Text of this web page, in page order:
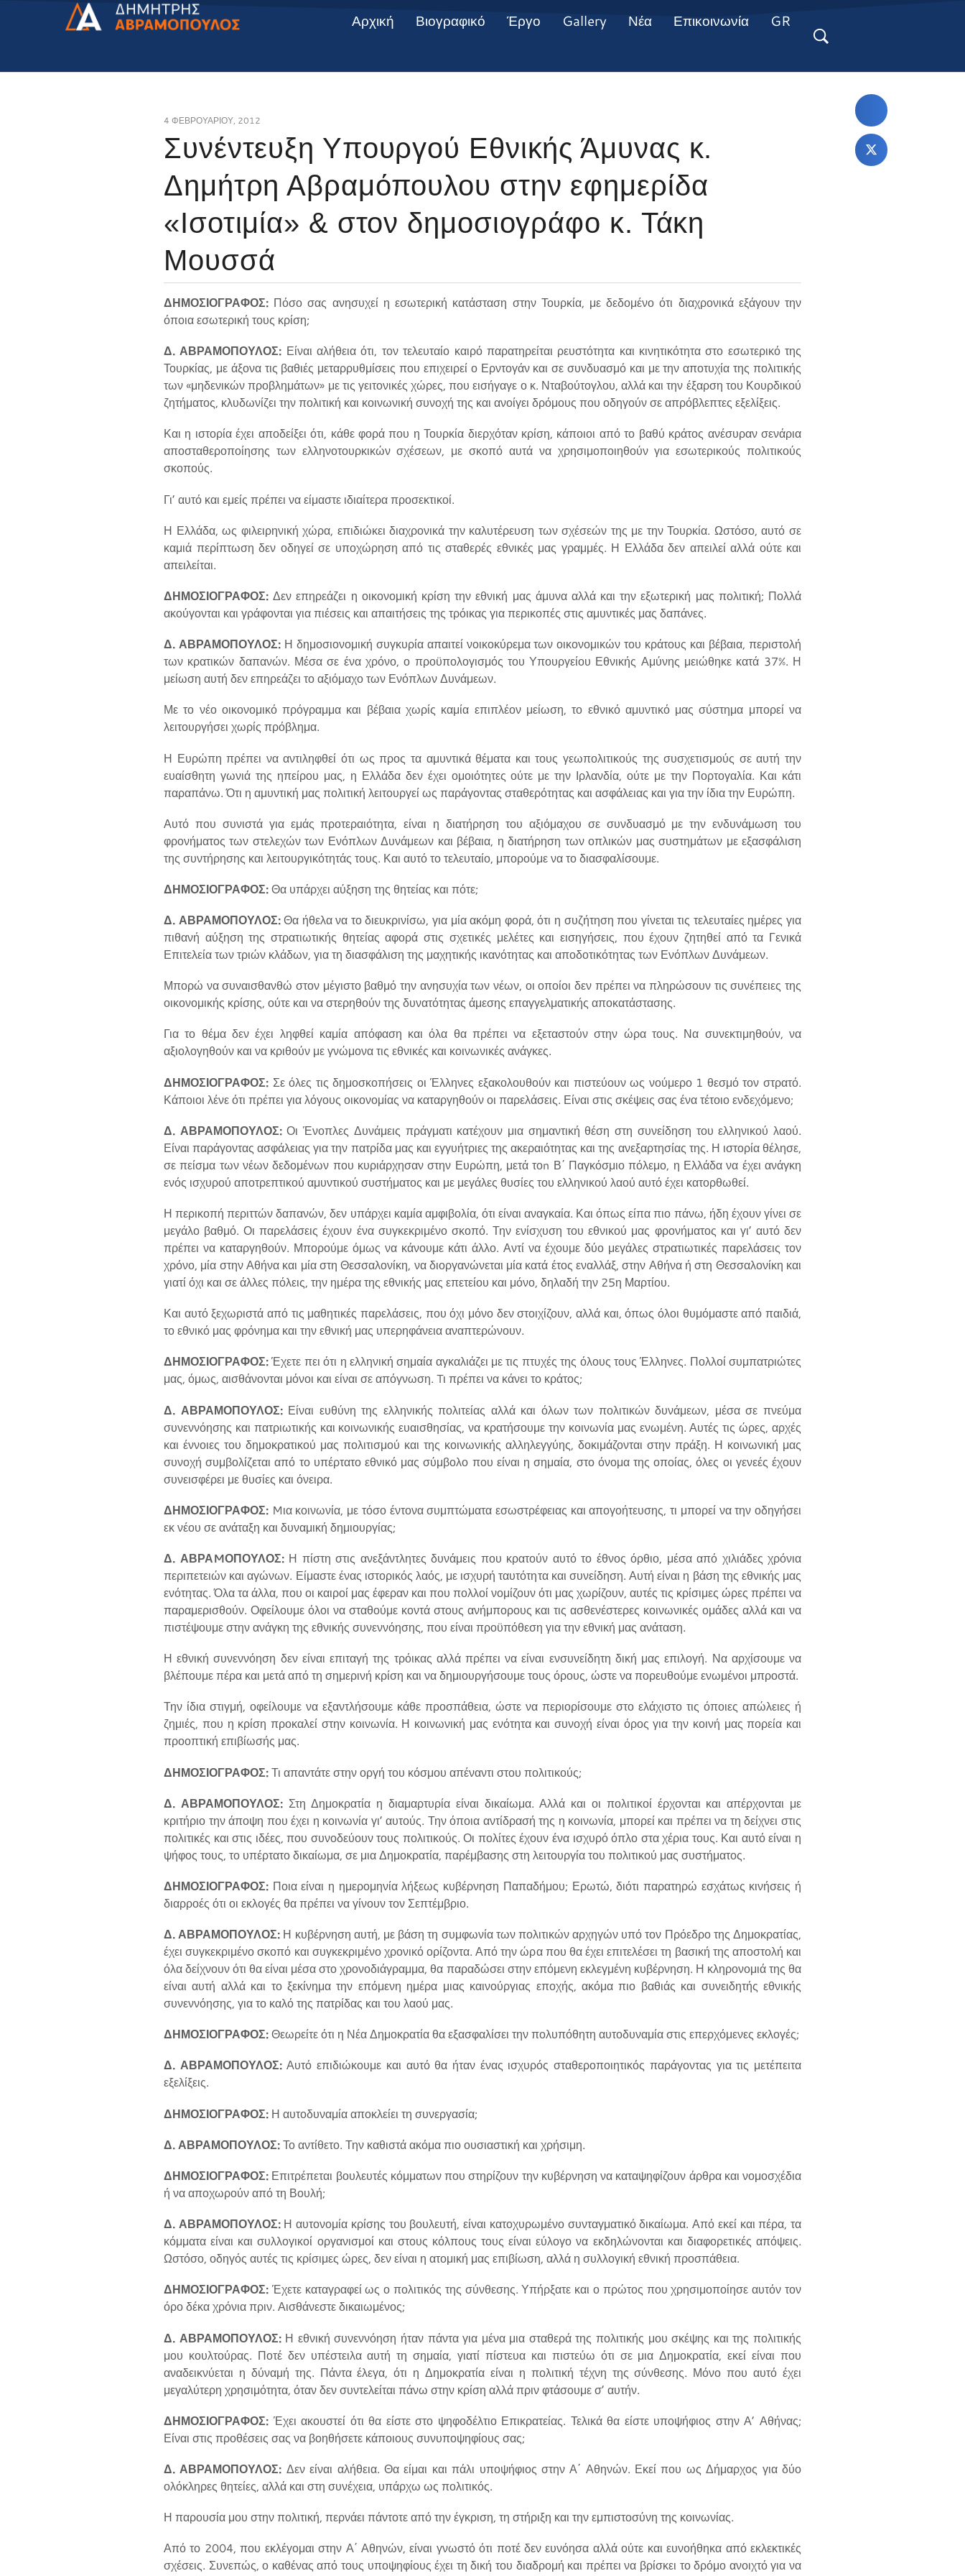
Αρχική Βιογραφικό Έργο Gallery Νέα Επικοινωνία GR
4 ΦΕΒΡΟΥΑΡΊΟΥ, 2012
Συνέντευξη Υπουργού Εθνικής Άμυνας κ.
Δημήτρη Αβραμόπουλου στην εφημερίδα
«Ισοτιμία» & στον δημοσιογράφο κ. Τάκη
Μουσσά
ΔΗΜΟΣΙΟΓΡΑΦΟΣ: Πόσο σας ανησυχεί η εσωτερική κατάσταση στην Τουρκία, με δεδομένο ότι διαχρονικά εξάγουν την
όποια εσωτερική τους κρίση;
Δ. ΑΒΡΑΜΟΠΟΥΛΟΣ: Είναι αλήθεια ότι, τον τελευταίο καιρό παρατηρείται ρευστότητα και κινητικότητα στο εσωτερικό της
Τουρκίας, με άξονα τις βαθιές μεταρρυθμίσεις που επιχειρεί ο Ερντογάν και σε συνδυασμό και με την αποτυχία της πολιτικής
των «μηδενικών προβλημάτων» με τις γειτονικές χώρες, που εισήγαγε ο κ. Νταβούτογλου, αλλά και την έξαρση του Κουρδικού
ζητήματος, κλυδωνίζει την πολιτική και κοινωνική συνοχή της και ανοίγει δρόμους που οδηγούν σε απρόβλεπτες εξελίξεις.
Και η ιστορία έχει αποδείξει ότι, κάθε φορά που η Τουρκία διερχόταν κρίση, κάποιοι από το βαθύ κράτος ανέσυραν σενάρια
αποσταθεροποίησης των ελληνοτουρκικών σχέσεων, με σκοπό αυτά να χρησιμοποιηθούν για εσωτερικούς πολιτικούς
σκοπούς.
Γι’ αυτό και εμείς πρέπει να είμαστε ιδιαίτερα προσεκτικοί.
Η Ελλάδα, ως φιλειρηνική χώρα, επιδιώκει διαχρονικά την καλυτέρευση των σχέσεών της με την Τουρκία. Ωστόσο, αυτό σε
καμιά περίπτωση δεν οδηγεί σε υποχώρηση από τις σταθερές εθνικές μας γραμμές. Η Ελλάδα δεν απειλεί αλλά ούτε και
απειλείται.
ΔΗΜΟΣΙΟΓΡΑΦΟΣ: Δεν επηρεάζει η οικονομική κρίση την εθνική μας άμυνα αλλά και την εξωτερική μας πολιτική; Πολλά
ακούγονται και γράφονται για πιέσεις και απαιτήσεις της τρόικας για περικοπές στις αμυντικές μας δαπάνες.
Δ. ΑΒΡΑΜΟΠΟΥΛΟΣ:Η δημοσιονομική συγκυρία απαιτεί νοικοκύρεμα των οικονομικών του κράτους και βέβαια, περιστολή
των κρατικών δαπανών. Μέσα σε ένα χρόνο, ο προϋπολογισμός του Υπουργείου Εθνικής Αμύνης μειώθηκε κατά 37%. Η
μείωση αυτή δεν επηρεάζει το αξιόμαχο των Ενόπλων Δυνάμεων.
Με το νέο οικονομικό πρόγραμμα και βέβαια χωρίς καμία επιπλέον μείωση, το εθνικό αμυντικό μας σύστημα μπορεί να
λειτουργήσει χωρίς πρόβλημα.
Η Ευρώπη πρέπει να αντιληφθεί ότι ως προς τα αμυντικά θέματα και τους γεωπολιτικούς της συσχετισμούς σε αυτή την
ευαίσθητη γωνιά της ηπείρου μας, η Ελλάδα δεν έχει ομοιότητες ούτε με την Ιρλανδία, ούτε με την Πορτογαλία. Και κάτι
παραπάνω. Ότι η αμυντική μας πολιτική λειτουργεί ως παράγοντας σταθερότητας και ασφάλειας και για την ίδια την Ευρώπη.
Αυτό που συνιστά για εμάς προτεραιότητα, είναι η διατήρηση του αξιόμαχου σε συνδυασμό με την ενδυνάμωση του
φρονήματος των στελεχών των Ενόπλων Δυνάμεων και βέβαια, η διατήρηση των οπλικών μας συστημάτων με εξασφάλιση
της συντήρησης και λειτουργικότητάς τους. Και αυτό το τελευταίο, μπορούμε να το διασφαλίσουμε.
ΔΗΜΟΣΙΟΓΡΑΦΟΣ:Θα υπάρχει αύξηση της θητείας και πότε;
Δ. ΑΒΡΑΜΟΠΟΥΛΟΣ:Θα ήθελα να το διευκρινίσω, για μία ακόμη φορά, ότι η συζήτηση που γίνεται τις τελευταίες ημέρες για
πιθανή αύξηση της στρατιωτικής θητείας αφορά στις σχετικές μελέτες και εισηγήσεις, που έχουν ζητηθεί από τα Γενικά
Επιτελεία των τριών κλάδων, για τη διασφάλιση της μαχητικής ικανότητας και αποδοτικότητας των Ενόπλων Δυνάμεων.
Μπορώ να συναισθανθώ στον μέγιστο βαθμό την ανησυχία των νέων, οι οποίοι δεν πρέπει να πληρώσουν τις συνέπειες της
οικονομικής κρίσης, ούτε και να στερηθούν της δυνατότητας άμεσης επαγγελματικής αποκατάστασης.
Για το θέμα δεν έχει ληφθεί καμία απόφαση και όλα θα πρέπει να εξεταστούν στην ώρα τους. Να συνεκτιμηθούν, να
αξιολογηθούν και να κριθούν με γνώμονα τις εθνικές και κοινωνικές ανάγκες.
ΔΗΜΟΣΙΟΓΡΑΦΟΣ: Σε όλες τις δημοσκοπήσεις οι Έλληνες εξακολουθούν και πιστεύουν ως νούμερο 1 θεσμό τον στρατό.
Κάποιοι λένε ότι πρέπει για λόγους οικονομίας να καταργηθούν οι παρελάσεις. Είναι στις σκέψεις σας ένα τέτοιο ενδεχόμενο;
Δ. ΑΒΡΑΜΟΠΟΥΛΟΣ:Οι Ένοπλες Δυνάμεις πράγματι κατέχουν μια σημαντική θέση στη συνείδηση του ελληνικού λαού.
Είναι παράγοντας ασφάλειας για την πατρίδα μας και εγγυήτριες της ακεραιότητας και της ανεξαρτησίας της. Η ιστορία θέλησε,
σε πείσμα των νέων δεδομένων που κυριάρχησαν στην Ευρώπη, μετά τοn Β΄ Παγκόσμιο πόλεμο, η Ελλάδα να έχει ανάγκη
ενός ισχυρού αποτρεπτικού αμυντικού συστήματος και με μεγάλες θυσίες του ελληνικού λαού αυτό έχει κατορθωθεί.
Η περικοπή περιττών δαπανών, δεν υπάρχει καμία αμφιβολία, ότι είναι αναγκαία. Και όπως είπα πιο πάνω, ήδη έχουν γίνει σε
μεγάλο βαθμό. Οι παρελάσεις έχουν ένα συγκεκριμένο σκοπό. Την ενίσχυση του εθνικού μας φρονήματος και γι’ αυτό δεν
πρέπει να καταργηθούν. Μπορούμε όμως να κάνουμε κάτι άλλο. Αντί να έχουμε δύο μεγάλες στρατιωτικές παρελάσεις τον
χρόνο, μία στην Αθήνα και μία στη Θεσσαλονίκη, να διοργανώνεται μία κατά έτος εναλλάξ, στην Αθήνα ή στη Θεσσαλονίκη και
γιατί όχι και σε άλλες πόλεις, την ημέρα της εθνικής μας επετείου και μόνο, δηλαδή την 25η Μαρτίου.
Και αυτό ξεχωριστά από τις μαθητικές παρελάσεις, που όχι μόνο δεν στοιχίζουν, αλλά και, όπως όλοι θυμόμαστε από παιδιά,
το εθνικό μας φρόνημα και την εθνική μας υπερηφάνεια αναπτερώνουν.
ΔΗΜΟΣΙΟΓΡΑΦΟΣ:Έχετε πει ότι η ελληνική σημαία αγκαλιάζει με τις πτυχές της όλους τους Έλληνες. Πολλοί συμπατριώτες
μας, όμως, αισθάνονται μόνοι και είναι σε απόγνωση. Tι πρέπει να κάνει το κράτος;
Δ. ΑΒΡΑΜΟΠΟΥΛΟΣ:Είναι ευθύνη της ελληνικής πολιτείας αλλά και όλων των πολιτικών δυνάμεων, μέσα σε πνεύμα
συνεννόησης και πατριωτικής και κοινωνικής ευαισθησίας, να κρατήσουμε την κοινωνία μας ενωμένη. Αυτές τις ώρες, αρχές
και έννοιες του δημοκρατικού μας πολιτισμού και της κοινωνικής αλληλεγγύης, δοκιμάζονται στην πράξη. Η κοινωνική μας
συνοχή συμβολίζεται από το υπέρτατο εθνικό μας σύμβολο που είναι η σημαία, στο όνομα της οποίας, όλες οι γενεές έχουν
συνεισφέρει με θυσίες και όνειρα.
ΔΗΜΟΣΙΟΓΡΑΦΟΣ: Mια κοινωνία, με τόσο έντονα συμπτώματα εσωστρέφειας και απογοήτευσης, τι μπορεί να την οδηγήσει
εκ νέου σε ανάταξη και δυναμική δημιουργίας;
Δ. ΑΒΡΑMΟΠΟΥΛΟΣ:Η πίστη στις ανεξάντλητες δυνάμεις που κρατούν αυτό το έθνος όρθιο, μέσα από χιλιάδες χρόνια
περιπετειών και αγώνων. Είμαστε ένας ιστορικός λαός, με ισχυρή ταυτότητα και συνείδηση. Αυτή είναι η βάση της εθνικής μας
ενότητας. Όλα τα άλλα, που οι καιροί μας έφεραν και που πολλοί νομίζουν ότι μας χωρίζουν, αυτές τις κρίσιμες ώρες πρέπει να
παραμερισθούν. Οφείλουμε όλοι να σταθούμε κοντά στους ανήμπορους και τις ασθενέστερες κοινωνικές ομάδες αλλά και να
πιστέψουμε στην ανάγκη της εθνικής συνεννόησης, που είναι προϋπόθεση για την εθνική μας ανάταση.
Η εθνική συνεννόηση δεν είναι επιταγή της τρόικας αλλά πρέπει να είναι ενσυνείδητη δική μας επιλογή. Να αρχίσουμε να
βλέπουμε πέρα και μετά από τη σημερινή κρίση και να δημιουργήσουμε τους όρους, ώστε να πορευθούμε ενωμένοι μπροστά.
Την ίδια στιγμή, οφείλουμε να εξαντλήσουμε κάθε προσπάθεια, ώστε να περιορίσουμε στο ελάχιστο τις όποιες απώλειες ή
ζημιές, που η κρίση προκαλεί στην κοινωνία. Η κοινωνική μας ενότητα και συνοχή είναι όρος για την κοινή μας πορεία και
προοπτική επιβίωσής μας.
ΔΗΜΟΣΙΟΓΡΑΦΟΣ:Τι απαντάτε στην οργή του κόσμου απέναντι στου πολιτικούς;
Δ. ΑΒΡΑΜΟΠΟΥΛΟΣ:Στη Δημοκρατία η διαμαρτυρία είναι δικαίωμα. Αλλά και οι πολιτικοί έρχονται και απέρχονται με
κριτήριο την άποψη που έχει η κοινωνία γι’ αυτούς. Την όποια αντίδρασή της η κοινωνία, μπορεί και πρέπει να τη δείχνει στις
πολιτικές και στις ιδέες, που συνοδεύουν τους πολιτικούς. Οι πολίτες έχουν ένα ισχυρό όπλο στα χέρια τους. Και αυτό είναι η
ψήφος τους, το υπέρτατο δικαίωμα, σε μια Δημοκρατία, παρέμβασης στη λειτουργία του πολιτικού μας συστήματος.
ΔΗΜΟΣΙΟΓΡΑΦΟΣ: Ποια είναι η ημερομηνία λήξεως κυβέρνηση Παπαδήμου; Ερωτώ, διότι παρατηρώ εσχάτως κινήσεις ή
διαρροές ότι οι εκλογές θα πρέπει να γίνουν τον Σεπτέμβριο.
Δ. ΑΒΡΑΜΟΠΟΥΛΟΣ: Η κυβέρνηση αυτή, με βάση τη συμφωνία των πολιτικών αρχηγών υπό τον Πρόεδρο της Δημοκρατίας,
έχει συγκεκριμένο σκοπό και συγκεκριμένο χρονικό ορίζοντα. Από την ώρα που θα έχει επιτελέσει τη βασική της αποστολή και
όλα δείχνουν ότι θα είναι μέσα στο χρονοδιάγραμμα, θα παραδώσει στην επόμενη εκλεγμένη κυβέρνηση. Η κληρονομιά της θα
είναι αυτή αλλά και το ξεκίνημα την επόμενη ημέρα μιας καινούργιας εποχής, ακόμα πιο βαθιάς και συνειδητής εθνικής
συνεννόησης, για το καλό της πατρίδας και του λαού μας.
ΔΗΜΟΣΙΟΓΡΑΦΟΣ:Θεωρείτε ότι η Νέα Δημοκρατία θα εξασφαλίσει την πολυπόθητη αυτοδυναμία στις επερχόμενες εκλογές;
Δ. ΑΒΡΑΜΟΠΟΥΛΟΣ:Αυτό επιδιώκουμε και αυτό θα ήταν ένας ισχυρός σταθεροποιητικός παράγοντας για τις μετέπειτα
εξελίξεις.
ΔΗΜΟΣΙΟΓΡΑΦΟΣ: Η αυτοδυναμία αποκλείει τη συνεργασία;
Δ. ΑΒΡΑΜΟΠΟΥΛΟΣ:Το αντίθετο. Την καθιστά ακόμα πιο ουσιαστική και χρήσιμη.
ΔΗΜΟΣΙΟΓΡΑΦΟΣ: Επιτρέπεται βουλευτές κόμματων που στηρίζουν την κυβέρνηση να καταψηφίζουν άρθρα και νομοσχέδια
ή να αποχωρούν από τη Βουλή;
Δ. ΑΒΡΑΜΟΠΟΥΛΟΣ:Η αυτονομία κρίσης του βουλευτή, είναι κατοχυρωμένο συνταγματικό δικαίωμα. Από εκεί και πέρα, τα
κόμματα είναι και συλλογικοί οργανισμοί και στους κόλπους τους είναι εύλογο να εκδηλώνονται και διαφορετικές απόψεις.
Ωστόσο, οδηγός αυτές τις κρίσιμες ώρες, δεν είναι η ατομική μας επιβίωση, αλλά η συλλογική εθνική προσπάθεια.
ΔΗΜΟΣΙΟΓΡΑΦΟΣ: Έχετε καταγραφεί ως ο πολιτικός της σύνθεσης. Υπήρξατε και ο πρώτος που χρησιμοποίησε αυτόν τον
όρο δέκα χρόνια πριν. Αισθάνεστε δικαιωμένος;
Δ. ΑΒΡΑΜΟΠΟΥΛΟΣ:Η εθνική συνεννόηση ήταν πάντα για μένα μια σταθερά της πολιτικής μου σκέψης και της πολιτικής
μου κουλτούρας. Ποτέ δεν υπέστειλα αυτή τη σημαία, γιατί πίστευα και πιστεύω ότι σε μια Δημοκρατία, εκεί είναι που
αναδεικνύεται η δύναμή της. Πάντα έλεγα, ότι η Δημοκρατία είναι η πολιτική τέχνη της σύνθεσης. Μόνο που αυτό έχει
μεγαλύτερη χρησιμότητα, όταν δεν συντελείται πάνω στην κρίση αλλά πριν φτάσουμε σ’ αυτήν.
ΔΗΜΟΣΙΟΓΡΑΦΟΣ: Έχει ακουστεί ότι θα είστε στο ψηφοδέλτιο Επικρατείας. Τελικά θα είστε υποψήφιος στην Α’ Αθήνας;
Είναι στις προθέσεις σας να βοηθήσετε κάποιους συνυποψηφίους σας;
Δ. ΑΒΡΑΜΟΠΟΥΛΟΣ: Δεν είναι αλήθεια. Θα είμαι και πάλι υποψήφιος στην Α΄ Αθηνών. Εκεί που ως Δήμαρχος για δύο
ολόκληρες θητείες, αλλά και στη συνέχεια, υπάρχω ως πολιτικός.
Η παρουσία μου στην πολιτική, περνάει πάντοτε από την έγκριση, τη στήριξη και την εμπιστοσύνη της κοινωνίας.
Από το 2004, που εκλέγομαι στην Α΄ Αθηνών, είναι γνωστό ότι ποτέ δεν ευνόησα αλλά ούτε και ευνοήθηκα από εκλεκτικές
σχέσεις. Συνεπώς, ο καθένας από τους υποψηφίους έχει τη δική του διαδρομή και πρέπει να βρίσκει το δρόμο ανοιχτό για να